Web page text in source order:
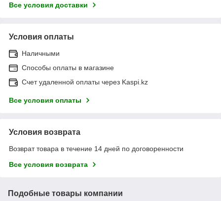
Все условия доставки
Условия оплаты
Наличными
Способы оплаты в магазине
Счет удаленной оплаты через Kaspi.kz
Все условия оплаты
Условия возврата
Возврат товара в течение 14 дней по договоренности
Все условия возврата
Подобные товары компании